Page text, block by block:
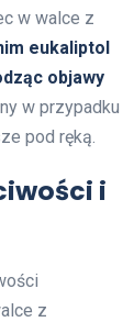
w walce z
eukaliptol
objawy
w przypadku
pod ręką.
i
z